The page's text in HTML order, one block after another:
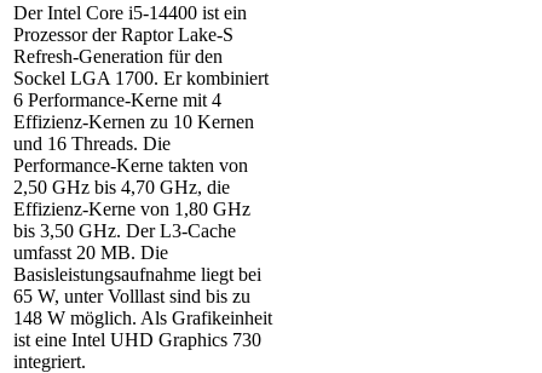
Der Intel Core i5-14400 ist ein
Prozessor der Raptor Lake-S
Refresh-Generation für den
Sockel LGA 1700. Er kombiniert
6 Performance-Kerne mit 4
Effizienz-Kernen zu 10 Kernen
und 16 Threads. Die
Performance-Kerne takten von
2,50 GHz bis 4,70 GHz, die
Effizienz-Kerne von 1,80 GHz
bis 3,50 GHz. Der L3-Cache
umfasst 20 MB. Die
Basisleistungsaufnahme liegt bei
65 W, unter Volllast sind bis zu
148 W möglich. Als Grafikeinheit
ist eine Intel UHD Graphics 730
integriert.